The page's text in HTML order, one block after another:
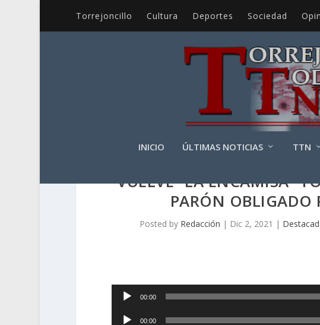
Torrejoncillo Cultura Deportes Sociedad
INICIO ÚLTIMAS NOTICIAS TTN
VUELVE “LA ENCAMISÁ”
PARÓN OBLIGADO
Posted by Redacción | Dic 2, 2021 |
Reproductor
audio
00:00
Reproductor
00:00